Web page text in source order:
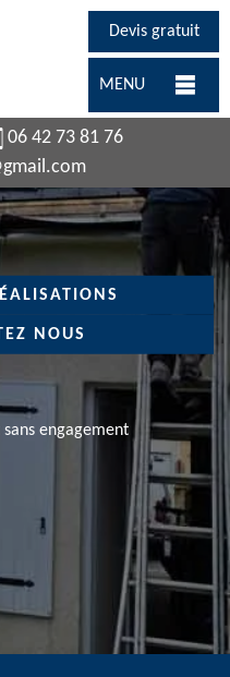
Devis gratuit
MENU
06 42 73 81 76
NOUS
engagement